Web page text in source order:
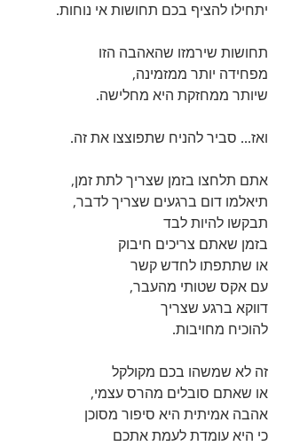
יתחילו להציף בכם תחושות אי נוחות.
תחושות שירמזו שהאהבה הזו
מפחידה יותר ממזמינה,
שיותר ממחזקת היא מחלישה.
ואז... סביר להניח שתפוצצו את זה.
אתם תלחצו בזמן שצריך לתת זמן,
תיאלמו דום ברגעים שצריך לדבר,
תבקשו להיות לבד
בזמן שאתם צריכים חיבוק
או שתתפתו לחדש קשר
עם אקס שטותי מהעבר,
דווקא ברגע שצריך
להוכיח מחויבות.
זה לא שמשהו בכם מקולקל
או שאתם סובלים מהרס עצמי,
אהבה אמיתית היא סיפור מסוכן
כי היא עומדת לעמת אתכם